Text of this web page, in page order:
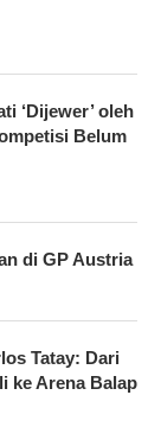
‘Dijewer’ oleh
Belum
di GP Austria
Tatay: Dari
ke Arena Balap